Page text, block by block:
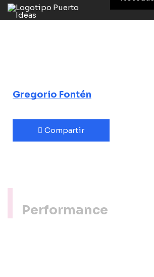
Gregorio Fontén
Compartir
Performance